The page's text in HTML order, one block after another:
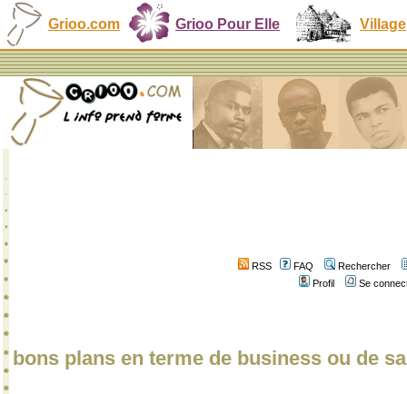
Grioo.com Grioo Pour Elle Village
RSS FAQ
Rechercher
Profil
Se
bons plans en terme de business ou de